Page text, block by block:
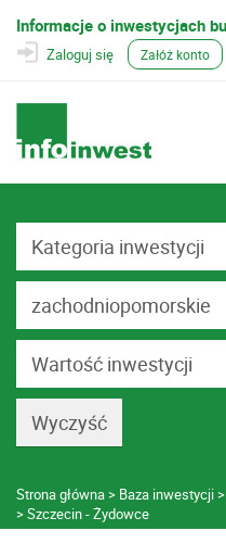
Informacje o inwestycjach
Zaloguj się Załóż konto
Kategoria inwestycji
zachodniopomorskie
Wartość inwestycji
Strona główna Baza inwestycji
Szczecin - Żydowce